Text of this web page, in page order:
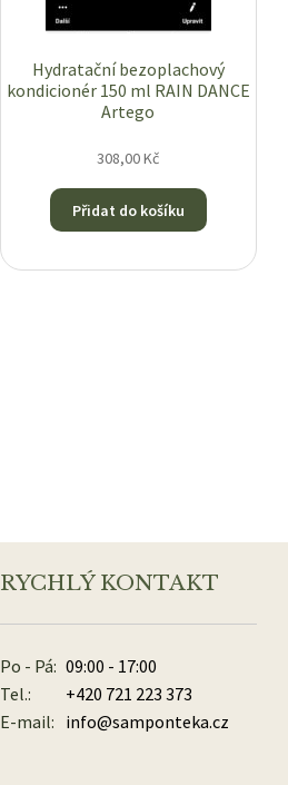
Hydratační bezoplachový
kondicionér 150 ml RAIN DANCE
Artego
308,00Kč
Přidat do košíku
RYCHLÝ KONTAKT
Po - Pá: 09:00 - 17:00
Tel.:
+420 721 223 373
E-mail: info@samponteka.cz